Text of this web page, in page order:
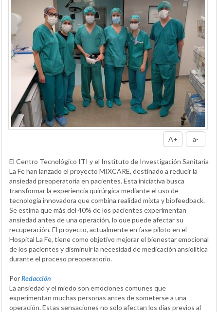
A+ a-
El Centro Tecnológico ITI y el Instituto de Investigación Sanitaria
La Fe han lanzado el proyecto MIXCARE, destinado a reducir la
ansiedad preoperatoria en pacientes. Esta iniciativa busca
transformar la experiencia quirúrgica mediante el uso de
tecnología innovadora que combina realidad mixta y biofeedback.
Se estima que más del 40% de los pacientes experimentan
ansiedad antes de una operación, lo que puede afectar su
recuperación. El proyecto, actualmente en fase piloto en el
Hospital La Fe, tiene como objetivo mejorar el bienestar emocional
de los pacientes y disminuir la necesidad de medicación ansiolítica
durante el proceso preoperatorio.
PorRedacción
La ansiedad y el miedo son emociones comunes que
experimentan muchas personas antes de someterse a una
operación. Estas sensaciones no solo afectan los días previos al